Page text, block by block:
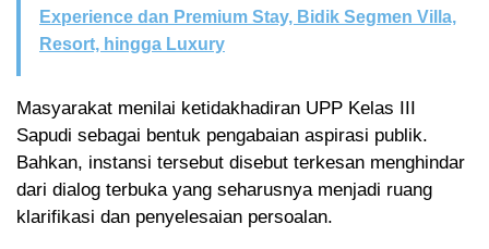
Experience dan Premium Stay, Bidik Segmen Villa,
Resort, hingga Luxury
Masyarakat menilai ketidakhadiran UPP Kelas III
Sapudi sebagai bentuk pengabaian aspirasi publik.
Bahkan, instansi tersebut disebut terkesan menghindar
dari dialog terbuka yang seharusnya menjadi ruang
klarifikasi dan penyelesaian persoalan.